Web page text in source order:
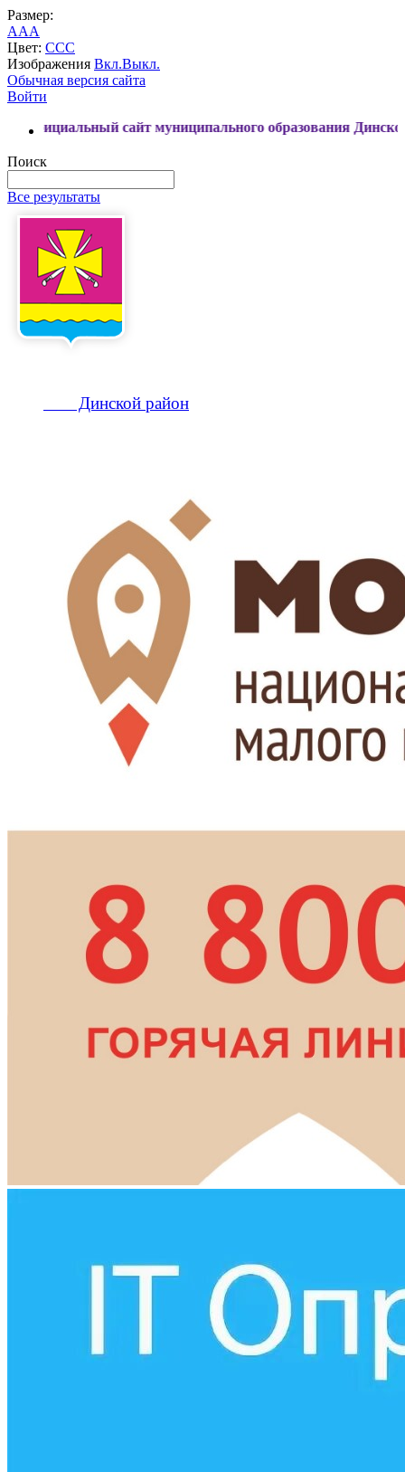
Размер:
AAA
Цвет: CCC
Изображения Вкл.Выкл.
Обычная версия сайта
Войти
сайт муниципального образования Динской район
Поиск
Все результаты
Динской район